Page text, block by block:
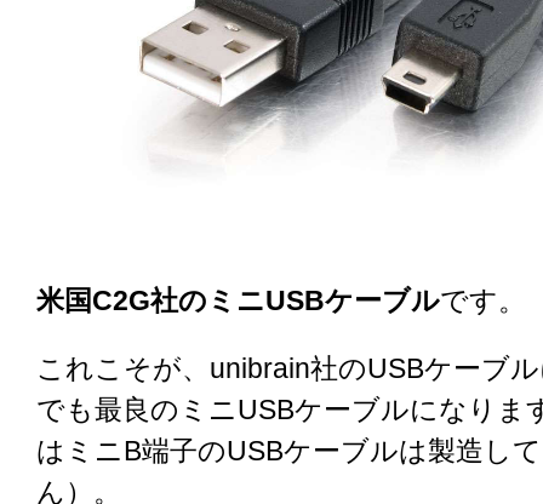
米国C2G社のミニUSBケーブルです。
これこそが、unibrain社のUSBケーブ
でも最良のミニUSBケーブルになりま
はミニB端子のUSBケーブルは製造し
ん）。